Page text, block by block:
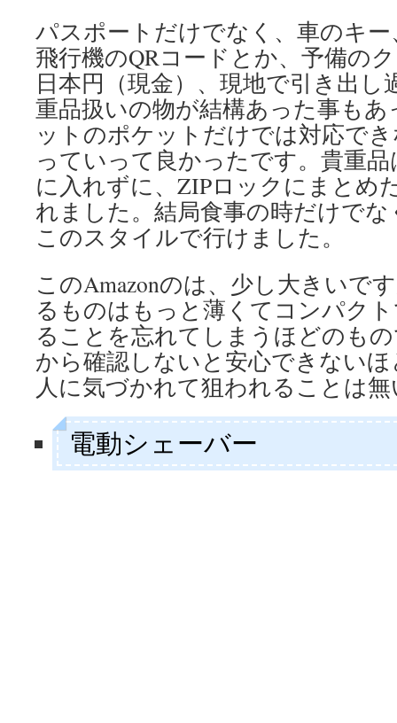
パスポートだけでなく、車のキ
飛行機のQRコードとか、予備の
日本円（現金）、現地で引き出し
重品扱いの物が結構あった事も
ットのポケットだけでは対応で
っていって良かったです。貴重
に入れずに、ZIPロックにまとめ
れました。結局食事の時だけで
このスタイルで行けました。
このAmazonのは、少し大きいで
るものはもっと薄くてコンパク
ることを忘れてしまうほどのも
から確認しないと安心できない
人に気づかれて狙われることは
電動シェーバー